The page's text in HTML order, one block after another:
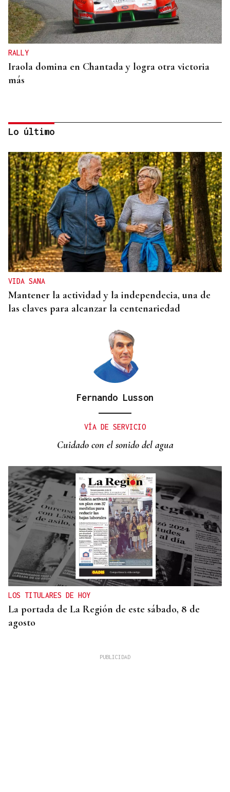
RALLY
Iraola domina en Chantada y logra otra victoria
más
A TODA VELOCIDAD
Vídeo | Así fue el espectacular salto de “Cohete”
Suárez en el Rally Rías Baixas que dejó sin
respiración a los aficionados
Lo último
VIDA SANA
Mantener la actividad y la independecia, una de
las claves para alcanzar la centenariedad
Fernando Lusson
VÍA DE SERVICIO
Cuidado con el sonido del agua
LOS TITULARES DE HOY
La portada de La Región de este sábado, 8 de
agosto